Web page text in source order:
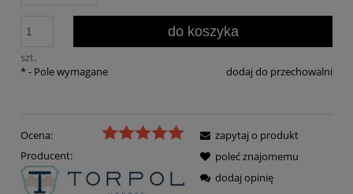
szt.
do koszyka
dodaj do przechowalni
*- Pole wymagane
Ocena:
Producent:
zapytaj o produkt
poleć znajomemu
dodaj opinię